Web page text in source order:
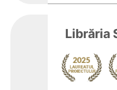
Librăria